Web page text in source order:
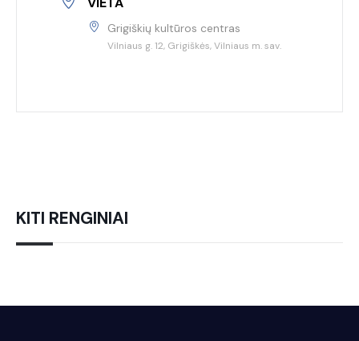
Grigiškių kultūros centras
Vilniaus g. 12, Grigiškės, Vilniaus m. sav.
KITI RENGINIAI